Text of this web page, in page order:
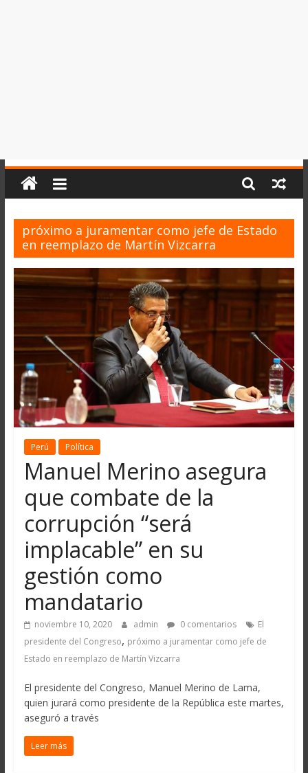
próximo a juramentar como jefe de Estado
en reemplazo de Martín Vizcarra
Perú Política
Manuel Merino asegura
que combate de la
corrupción “será
implacable” en su
gestión como
mandatario
noviembre 10, 2020 admin 0 comentarios
El
presidente del Congreso, próximo a juramentar como jefe de
Estado en reemplazo de Martín Vizcarra
El presidente del Congreso, Manuel Merino de Lama,
quien jurará como presidente de la República este martes,
aseguró a través
Leer más